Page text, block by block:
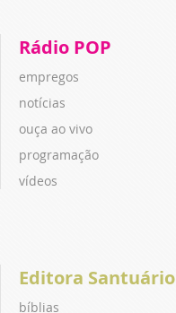
Rádio POP
empregos
notícias
ouça ao vivo
programação
vídeos
Editora Santuário
bíblias